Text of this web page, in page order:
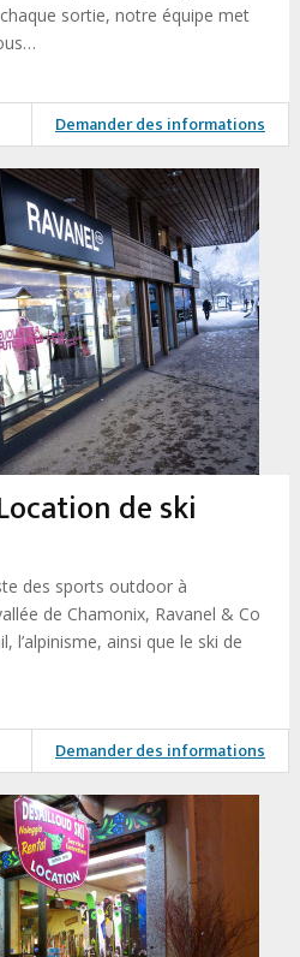
sortie, notre équipe met
Demander des informations
de ski
des sports outdoor à
de Chamonix, Ravanel & Co
l’alpinisme, ainsi que le ski de
Demander des informations